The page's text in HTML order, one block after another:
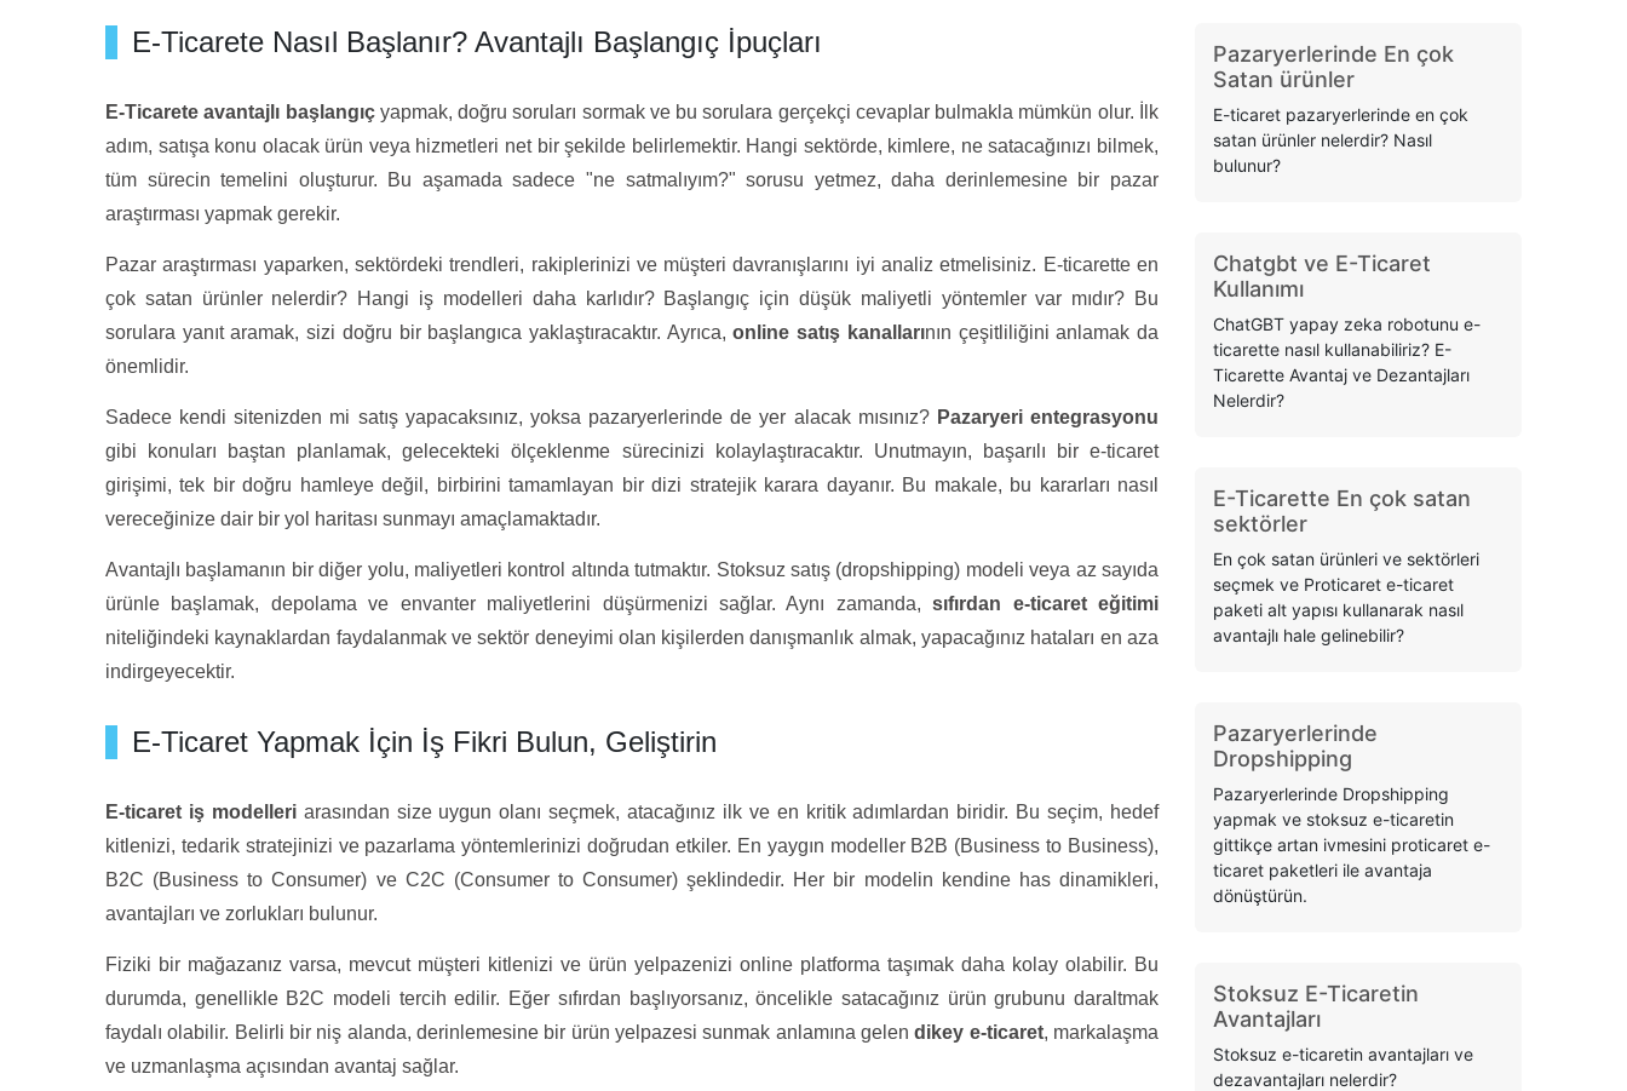
E-Ticarete Nasıl Başlanır? Avantajlı Başlangıç İpuçları
E-Ticarete avantajlı başlangıçyapmak, doğru soruları sormak ve bu sorulara gerçekçi cevaplar bulmakla mümkün olur. İlk
adım, satışa konu olacak ürün veya hizmetleri net bir şekilde belirlemektir. Hangi sektörde, kimlere, ne satacağınızı bilmek,
tüm sürecin temelini oluşturur. Bu aşamada sadece "ne satmalıyım?" sorusu yetmez, daha derinlemesine bir pazar
araştırması yapmak gerekir.
Pazar araştırması yaparken, sektördeki trendleri, rakiplerinizi ve müşteri davranışlarını iyi analiz etmelisiniz. E-ticarette en
çok satan ürünler nelerdir? Hangi iş modelleri daha karlıdır? Başlangıç için düşük maliyetli yöntemler var mıdır? Bu
sorulara yanıt aramak, sizi doğru bir başlangıca yaklaştıracaktır. Ayrıca,online satış kanallarının çeşitliliğini anlamak da
önemlidir.
Sadece kendi sitenizden mi satış yapacaksınız, yoksa pazaryerlerinde de yer alacak mısınız? Pazaryeri entegrasyonu
gibi konuları baştan planlamak, gelecekteki ölçeklenme sürecinizi kolaylaştıracaktır. Unutmayın, başarılı bir e-ticaret
girişimi, tek bir doğru hamleye değil, birbirini tamamlayan bir dizi stratejik karara dayanır. Bu makale, bu kararları nasıl
vereceğinize dair bir yol haritası sunmayı amaçlamaktadır.
Avantajlı başlamanın bir diğer yolu, maliyetleri kontrol altında tutmaktır. Stoksuz satış (dropshipping) modeli veya az sayıda
ürünle başlamak, depolama ve envanter maliyetlerini düşürmenizi sağlar. Aynı zamanda,sıfırdan e-ticaret eğitimi
niteliğindeki kaynaklardan faydalanmak ve sektör deneyimi olan kişilerden danışmanlık almak, yapacağınız hataları en aza
indirgeyecektir.
E-Ticaret Yapmak İçin İş Fikri Bulun, Geliştirin
E-ticaret iş modelleriarasından size uygun olanı seçmek, atacağınız ilk ve en kritik adımlardan biridir. Bu seçim, hedef
kitlenizi, tedarik stratejinizi ve pazarlama yöntemlerinizi doğrudan etkiler. En yaygın modeller B2B (Business to Business),
B2C (Business to Consumer) ve C2C (Consumer to Consumer) şeklindedir. Her bir modelin kendine has dinamikleri,
avantajları ve zorlukları bulunur.
Fiziki bir mağazanız varsa, mevcut müşteri kitlenizi ve ürün yelpazenizi online platforma taşımak daha kolay olabilir. Bu
durumda, genellikle B2C modeli tercih edilir. Eğer sıfırdan başlıyorsanız, öncelikle satacağınız ürün grubunu daraltmak
faydalı olabilir. Belirli bir niş alanda, derinlemesine bir ürün yelpazesi sunmak anlamına gelendikey e-ticaret, markalaşma
ve uzmanlaşma açısından avantaj sağlar.
Pazaryerlerinde En çok
Satan ürünler
E-ticaret pazaryerlerinde en çok
satan ürünler nelerdir? Nasıl
bulunur?
Chatgbt ve E-Ticaret
Kullanımı
ChatGBT yapay zeka robotunu e-
ticarette nasıl kullanabiliriz? E-
Ticarette Avantaj ve Dezantajları
Nelerdir?
E-Ticarette En çok satan
sektörler
En çok satan ürünleri ve sektörleri
seçmek ve Proticaret e-ticaret
paketi alt yapısı kullanarak nasıl
avantajlı hale gelinebilir?
Pazaryerlerinde
Dropshipping
Pazaryerlerinde Dropshipping
yapmak ve stoksuz e-ticaretin
gittikçe artan ivmesini proticaret e-
ticaret paketleri ile avantaja
dönüştürün.
Stoksuz E-Ticaretin
Avantajları
Stoksuz e-ticaretin avantajları ve
dezavantajları nelerdir?